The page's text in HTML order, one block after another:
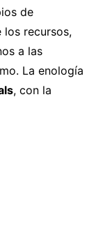
de
los recursos,
a las
La enología
, con la